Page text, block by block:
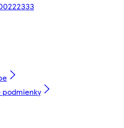
podmienky